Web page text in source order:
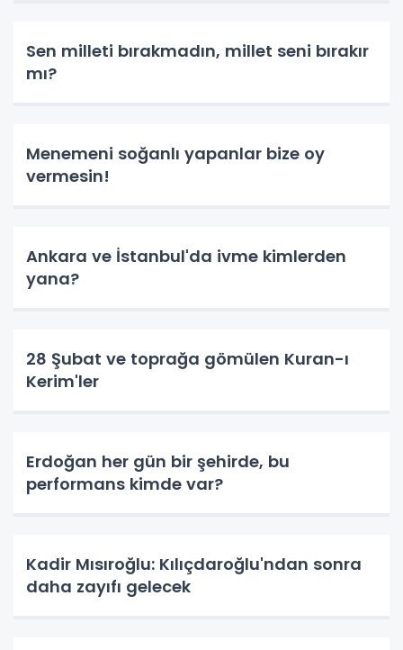
Sen milleti bırakmadın, millet seni bırakır
mı?
Menemeni soğanlı yapanlar bize oy
vermesin!
Ankara ve İstanbul'da ivme kimlerden
yana?
28 Şubat ve toprağa gömülen Kuran-ı
Kerim'ler
Erdoğan her gün bir şehirde, bu
performans kimde var?
Kadir Mısıroğlu: Kılıçdaroğlu'ndan sonra
daha zayıfı gelecek